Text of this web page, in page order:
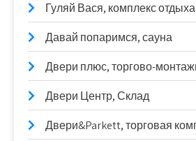
Гуляй Вася, комплекс отдыха
Давай попаримся, сауна
Двери плюс, торгово-
Двери Центр, Склад
Двери&Parkett, торговая